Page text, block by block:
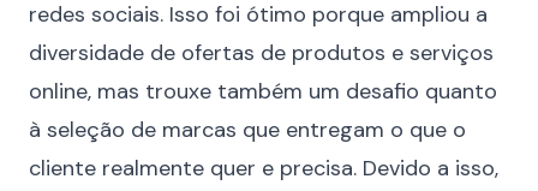
redes sociais. Isso foi ótimo porque ampliou a
diversidade de ofertas de produtos e serviços
online, mas trouxe também um desafio quanto
à seleção de marcas que entregam o que o
cliente realmente quer e precisa. Devido a isso,